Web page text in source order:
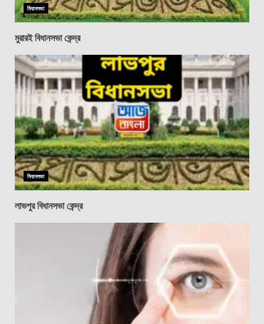
বিধানসভা
মুরারই বিধানসভা কেন্দ্র
বিধানসভা
লাভপুর বিধানসভা কেন্দ্র